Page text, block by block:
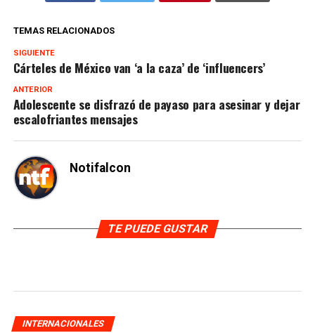
TEMAS RELACIONADOS
SIGUIENTE
Cárteles de México van ‘a la caza’ de ‘influencers’
ANTERIOR
Adolescente se disfrazó de payaso para asesinar y dejar
escalofriantes mensajes
Notifalcon
TE PUEDE GUSTAR
INTERNACIONALES